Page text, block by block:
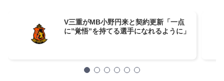
V三重がMB小野円来と契約更新「一点
に”覚悟”を持てる選手になれるように」